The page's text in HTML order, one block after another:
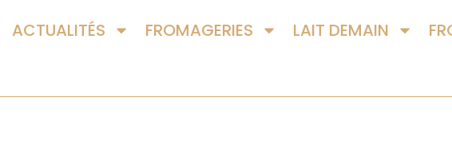
ACTUALITÉS FROMAGERIES LAIT DEMAIN